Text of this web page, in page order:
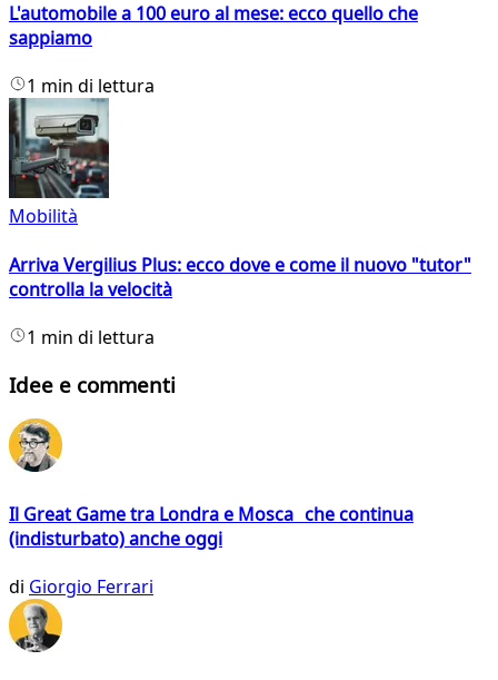
L'automobile a 100 euro al mese: ecco quello che
sappiamo
1 min di lettura
Mobilità
Arriva Vergilius Plus: ecco dove e come il nuovo "tutor"
controlla la velocità
1 min di lettura
Idee e commenti
Il Great Game tra Londra e Mosca che continua
(indisturbato) anche oggi
di Giorgio Ferrari